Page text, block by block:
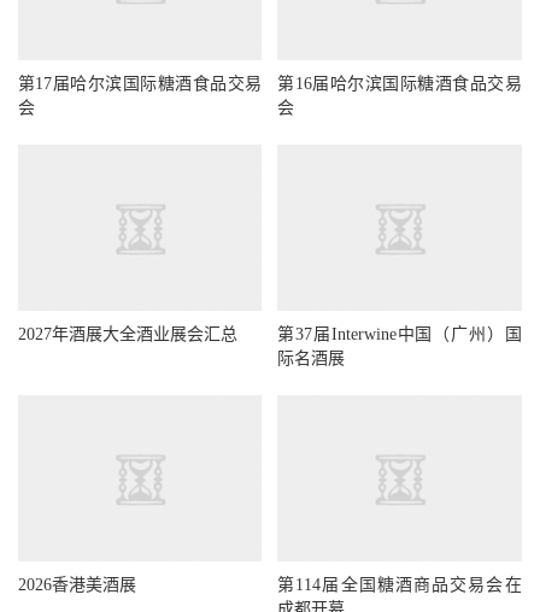
第17届哈尔滨国际糖酒食品交易
会
第16届哈尔滨国际糖酒食品交易
会
2027年酒展大全酒业展会汇总
第37届Interwine中国（广州）国
际名酒展
2026香港美酒展
第114届全国糖酒商品交易会在